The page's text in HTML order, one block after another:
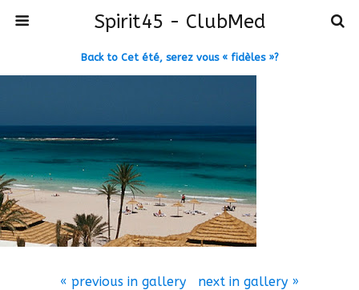
Spirit45 - ClubMed
Back to Cet été, serez vous « fidèles »?
« previous in gallery next in gallery »